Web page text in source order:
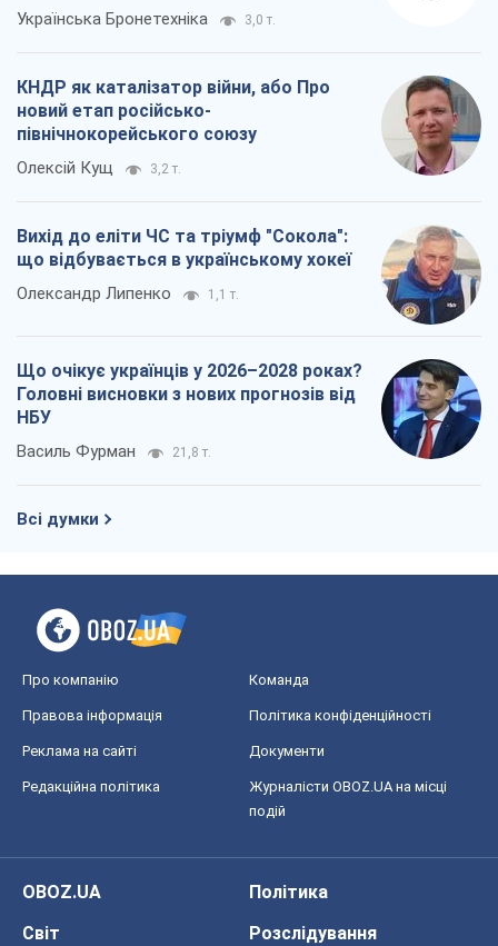
Українська Бронетехніка 3,0 т.
КНДР як каталізатор війни, або Про
новий етап російсько-
північнокорейського союзу
Олексій Кущ 3,2 т.
Вихід до еліти ЧС та тріумф "Сокола":
що відбувається в українському хокеї
Олександр Липенко 1,1 т.
Що очікує українців у 2026–2028 роках?
Головні висновки з нових прогнозів від
НБУ
Василь Фурман 21,8 т.
Всі думки
Про компанію Команда
Правова інформація Політика конфіденційності
Реклама на сайті Документи
Редакційна політика
Журналісти OBOZ.UA на місці
подій
OBOZ.UA
Політика
Світ
Розслідування